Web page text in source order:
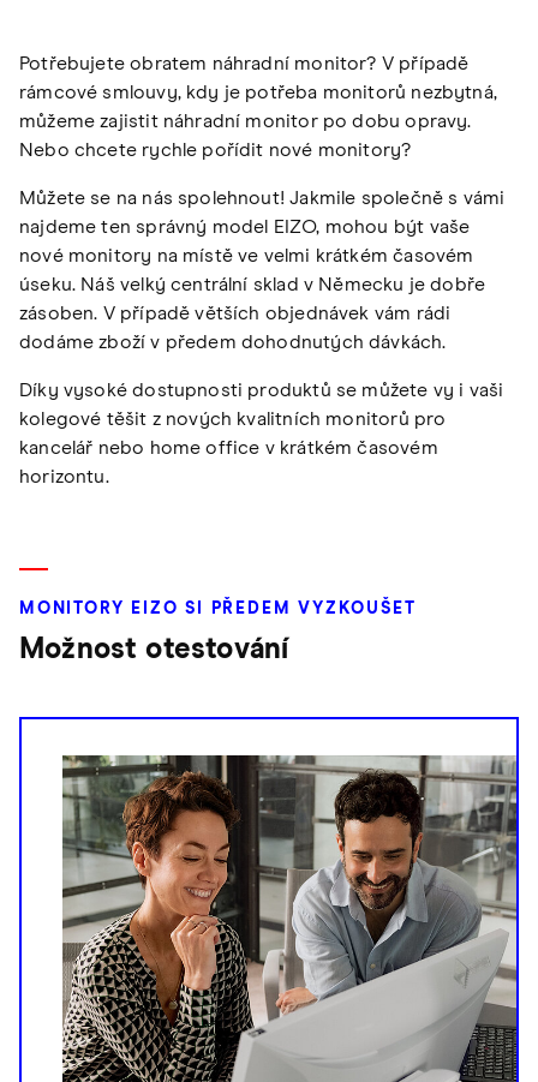
Potřebujete obratem náhradní monitor? V případě
rámcové smlouvy, kdy je potřeba monitorů nezbytná,
můžeme zajistit náhradní monitor po dobu opravy.
Nebo chcete rychle pořídit nové monitory?
Můžete se na nás spolehnout! Jakmile společně s vámi
najdeme ten správný model EIZO, mohou být vaše
nové monitory na místě ve velmi krátkém časovém
úseku. Náš velký centrální sklad v Německu je dobře
zásoben. V případě větších objednávek vám rádi
dodáme zboží v předem dohodnutých dávkách.
Díky vysoké dostupnosti produktů se můžete vy i vaši
kolegové těšit z nových kvalitních monitorů pro
kancelář nebo home office v krátkém časovém
horizontu.
MONITORY EIZO SI PŘEDEM VYZKOUŠET
Možnost otestování